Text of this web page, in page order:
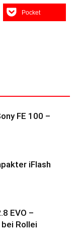
Pocket
FE 100 –
iFlash
EVO –
Rollei